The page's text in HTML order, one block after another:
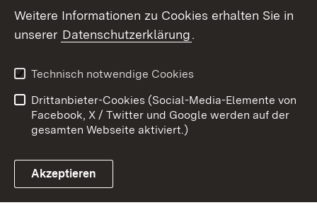
Link zum Landesportal
Kontakt
Datenschutz
Barrierefreiheit
Impressum Cookies
Weitere Informationen zu Cookies erhalten Sie in
unserer Datenschutzerklärung.
Technisch notwendige Cookies
Drittanbieter-Cookies (Social-Media-Elemente von
Facebook, X / Twitter und Google werden auf der
gesamten Webseite aktiviert.)
Akzeptieren